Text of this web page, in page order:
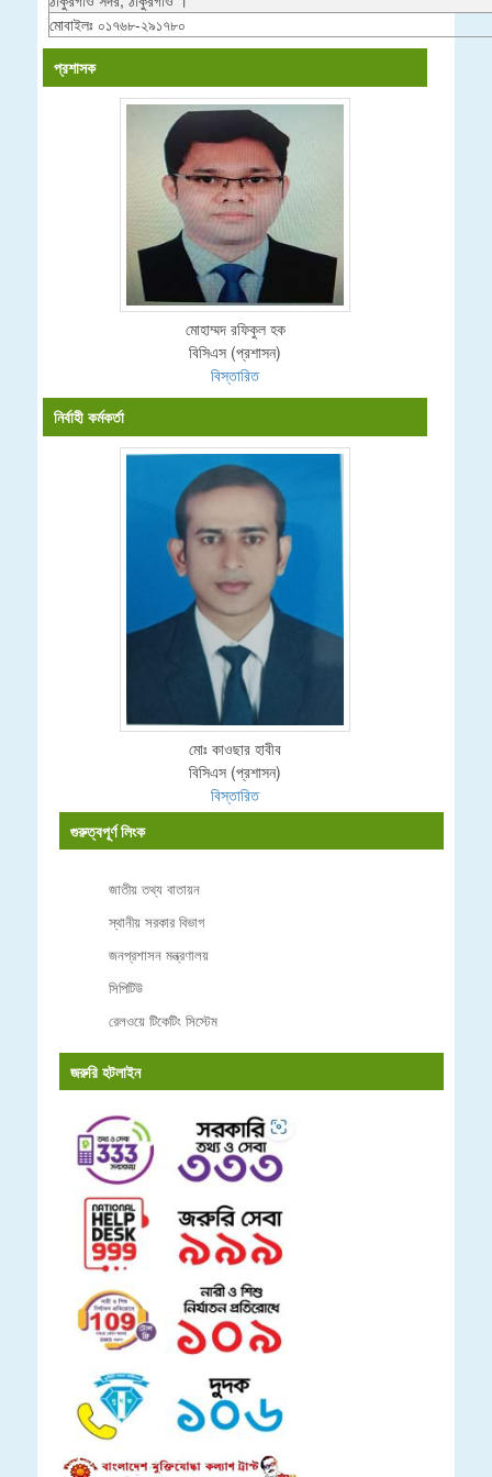
মোবাইলঃ ০১৭৬৮-২৯১৭৮০
প্রশাসক
মোহাম্মদ রফিকুল হক
বিসিএস (প্রশাসন)
বিস্তারিত
নির্বাহী কর্মকর্তা
মোঃ কাওছার হাবীব
বিসিএস (প্রশাসন)
বিস্তারিত
গুরুত্বপূর্ণ লিংক
জাতীয় তথ্য বাতায়ন
স্থানীয় সরকার বিভাগ
জনপ্রশাসন মন্ত্রণালয়
সিপিটিউ
রেলওয়ে টিকেটিং সিস্টেম
জরুরি হটলাইন